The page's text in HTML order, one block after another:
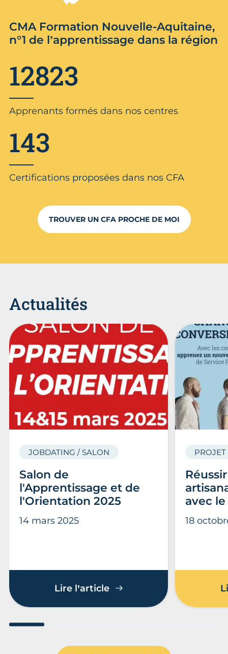
CMA Formation Nouvelle-Aquitaine,
n°1 de l’apprentissage dans la région
12823
Apprenants formés dans nos centres
143
Certifications proposées dans nos CFA
TROUVER UN CFA PROCHE DE MOI
Actualités
Salon de
l'Apprentissage et de
l'Orientation 2025
JOBDATING / SALON
14 mars 2025
Lire l’articleSalon de
avec le
18